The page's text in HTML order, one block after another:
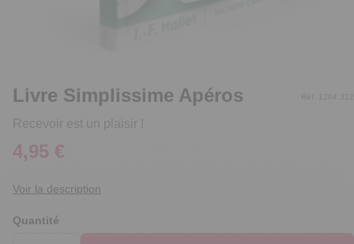
Livre Simplissime Apéros
Recevoir est un plaisir !
Réf. 1204.312
4,95 €
Voir la description
Quantité